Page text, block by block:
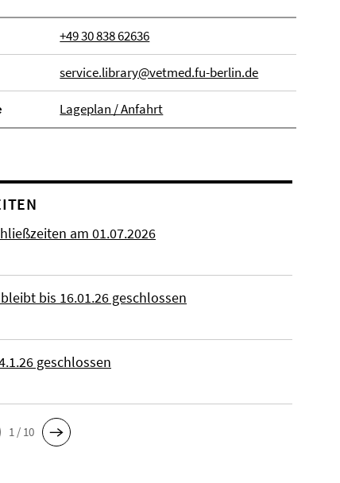
+49 30 838 62636
service.library@vetmed.fu-berlin.de
Lageplan / Anfahrt
am 01.07.2026
bis 16.01.26 geschlossen
geschlossen
1 / 10